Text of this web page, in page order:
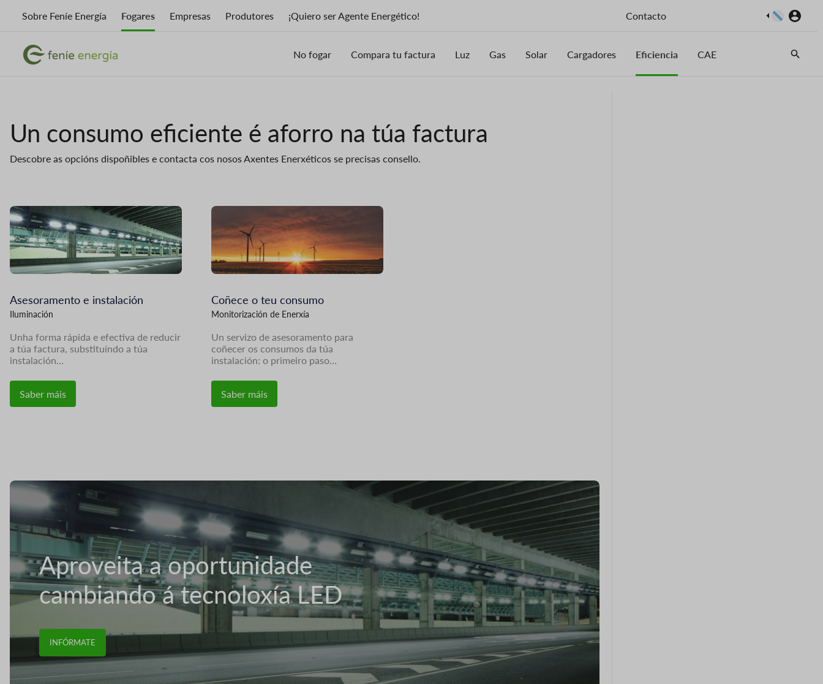
principal
Sobre Feníe Energía Fogares Empresas Produtores ¡Quiero ser Agente Energético! Contacto Imaxe
ImaxeImaxe No fogar Compara tu factura Luz Gas Solar Cargadores Eficiencia CAE
Un consumo eficiente é aforro na túa factura
Descobre as opcións dispoñibles e contacta cos nosos Axentes Enerxéticos se precisas consello.
Imaxe
Asesoramento e instalación
Iluminación
Unha forma rápida e efectiva de reducir
a túa factura, substituíndo a túa
instalación…
Saber máis
Imaxe
Coñece o teu consumo
Monitorización de Enerxía
Un servizo de asesoramento para
coñecer os consumos da túa
instalación: o primeiro paso…
Saber máis
Imaxe
Aproveita a oportunidade
cambiando á tecnoloxía LED
INFÓRMATE